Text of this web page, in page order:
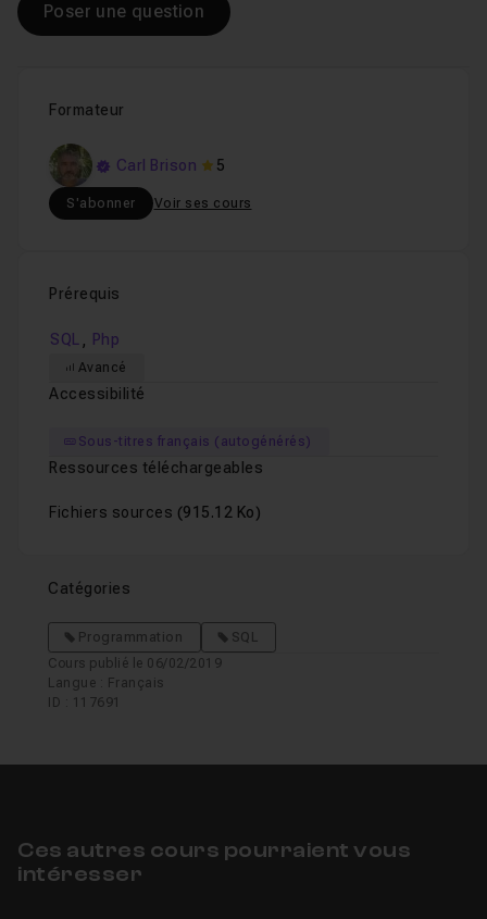
Formateur
Carl Brison 5
S'abonner Voir ses cours
Prérequis
SQL , Php
Avancé
Accessibilité
Sous-titres français (autogénérés)
Ressources téléchargeables
Fichiers sources (915.12 Ko)
Catégories
Programmation
SQL
Cours publié le 06/02/2019
Langue : Français
ID : 117691
Poser une question
Ces autres cours pourraient vous
intéresser